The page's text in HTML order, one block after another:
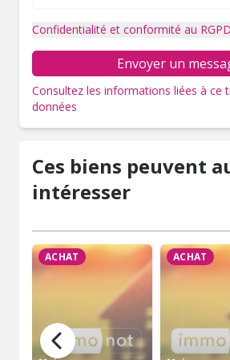
Confidentialité et conformité au
Envoyer un
Consultez les informations liées à ce
données
Ces biens peuvent
intéresser
ACHAT ACHAT